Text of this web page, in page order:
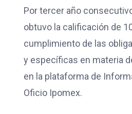
Por tercer año
obtuvo la calificación de
cumplimiento de las
y específicas en materia
en la plataforma de
Oficio Ipomex.